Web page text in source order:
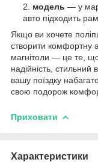
модель — у
авто підходить
Якщо ви хочете
створити комфортну
магнітоли — це те,
надійність,
вашу поїздку
свою подорож
Приховати
Характеристики